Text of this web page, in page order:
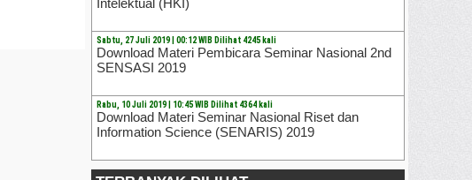
Intelektual (HKI)
Sabtu, 27 Juli 2019 | 00:12 WIB Dilihat 4245 kali
Download Materi Pembicara Seminar Nasional 2nd
SENSASI 2019
Rabu, 10 Juli 2019 | 10:45 WIB Dilihat 4364 kali
Download Materi Seminar Nasional Riset dan
Information Science (SENARIS) 2019